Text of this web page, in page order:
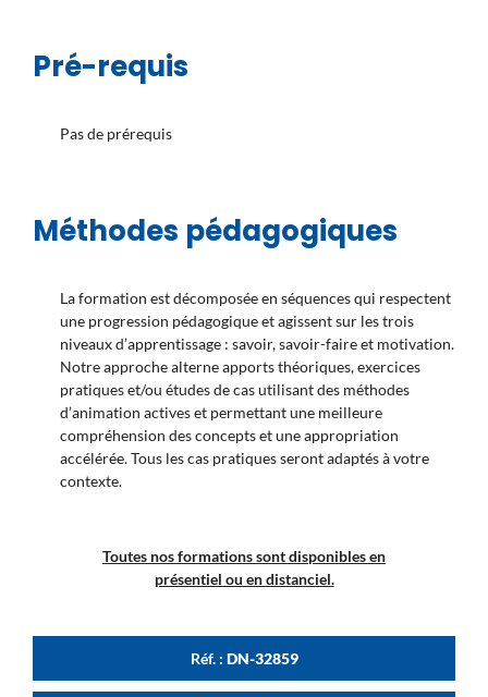
Pré-requis
Pas de prérequis
Méthodes pédagogiques
La formation est décomposée en séquences qui respectent
une progression pédagogique et agissent sur les trois
niveaux d’apprentissage : savoir, savoir-faire et motivation.
Notre approche alterne apports théoriques, exercices
pratiques et/ou études de cas utilisant des méthodes
d’animation actives et permettant une meilleure
compréhension des concepts et une appropriation
accélérée. Tous les cas pratiques seront adaptés à votre
contexte.
Toutes nos formations sont disponibles en
présentiel ou en distanciel.
Réf. : DN-32859